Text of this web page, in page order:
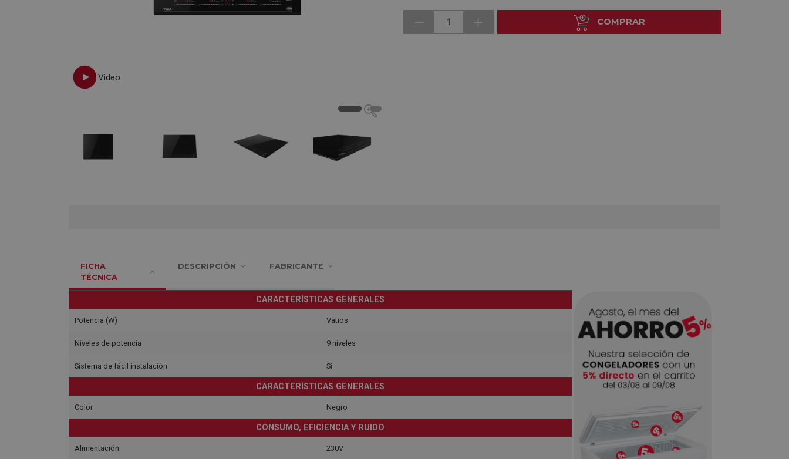
1 COMPRAR
FICHA
TÉCNICA
DESCRIPCIÓN FABRICANTE
CARACTERÍSTICAS GENERALES
Potencia (W) Vatios
Niveles de potencia 9 niveles
Sistema de fácil instalación Sí
CARACTERÍSTICAS GENERALES
Color Negro
CONSUMO, EFICIENCIA Y RUIDO
Alimentación 230V